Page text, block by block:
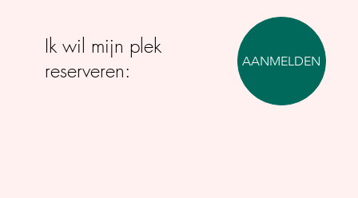
Ik wil mijn plek
reserveren:
AANMELDEN